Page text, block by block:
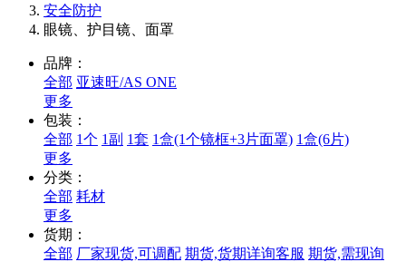
安全防护
眼镜、护目镜、面罩
品牌：
全部 亚速旺/AS ONE
更多
包装：
全部 1个 1副 1套 1盒(1个镜框+3片面罩) 1盒(6片)
更多
分类：
全部 耗材
更多
货期：
全部 厂家现货,可调配 期货,货期详询客服 期货,需现询